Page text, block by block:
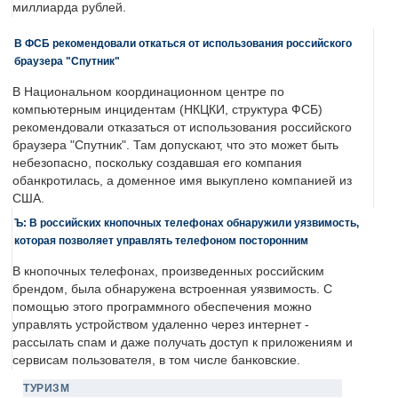
миллиарда рублей.
В ФСБ рекомендовали откаться от использования российского
браузера "Спутник"
В Национальном координационном центре по
компьютерным инцидентам (НКЦКИ, структура ФСБ)
рекомендовали отказаться от использования российского
браузера "Спутник". Там допускают, что это может быть
небезопасно, поскольку создавшая его компания
обанкротилась, а доменное имя выкуплено компанией из
США.
Ъ: В российских кнопочных телефонах обнаружили уязвимость,
которая позволяет управлять телефоном посторонним
В кнопочных телефонах, произведенных российским
брендом, была обнаружена встроенная уязвимость. С
помощью этого программного обеспечения можно
управлять устройством удаленно через интернет -
рассылать спам и даже получать доступ к приложениям и
сервисам пользователя, в том числе банковские.
ТУРИЗМ